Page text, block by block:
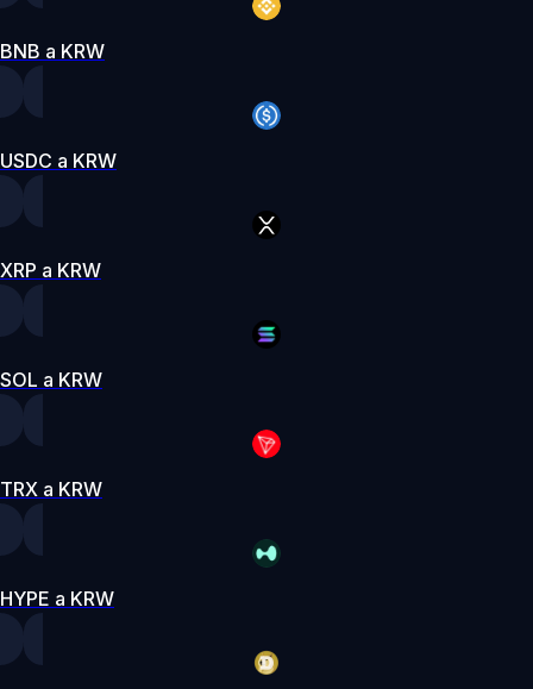
BNB a KRW
USDC a KRW
XRP a KRW
SOL a KRW
TRX a KRW
HYPE a KRW